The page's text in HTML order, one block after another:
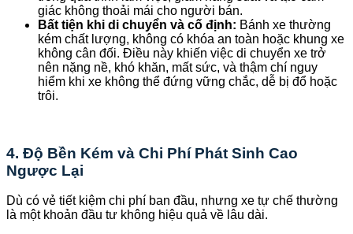
giác không thoải mái cho người bán.
Bất tiện khi di chuyển và cố định: Bánh xe thường
kém chất lượng, không có khóa an toàn hoặc khung xe
không cân đối. Điều này khiến việc di chuyển xe trở
nên nặng nề, khó khăn, mất sức, và thậm chí nguy
hiểm khi xe không thể đứng vững chắc, dễ bị đổ hoặc
trôi.
4. Độ Bền Kém và Chi Phí Phát Sinh Cao
Ngược Lại
Dù có vẻ tiết kiệm chi phí ban đầu, nhưng xe tự chế thường
là một khoản đầu tư không hiệu quả về lâu dài.